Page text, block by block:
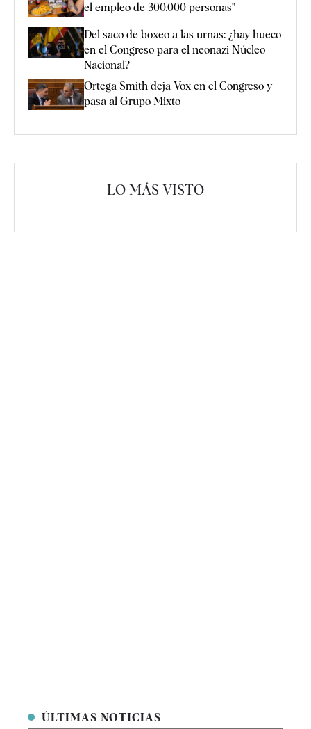
el empleo de 300.000 personas"
Del saco de boxeo a las urnas: ¿hay hueco
en el Congreso para el neonazi Núcleo
Nacional?
Ortega Smith deja Vox en el Congreso y
pasa al Grupo Mixto
LO MÁS VISTO
ÚLTIMAS NOTICIAS